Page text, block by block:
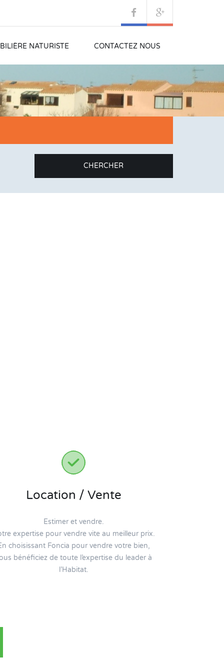
NATURISTE CONTACTEZ NOUS
Location / Vente
Estimer et vendre.
expertise pour vendre vite au meilleur prix.
choisissant Foncia pour vendre votre bien,
bénéficiez de toute l’expertise du leader à
l’Habitat.